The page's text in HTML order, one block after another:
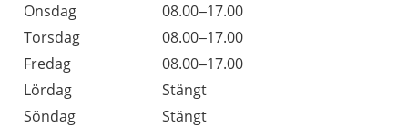
Onsdag
08.00–17.00
Torsdag
08.00–17.00
Fredag
08.00–17.00
Lördag
Stängt
Söndag
Stängt